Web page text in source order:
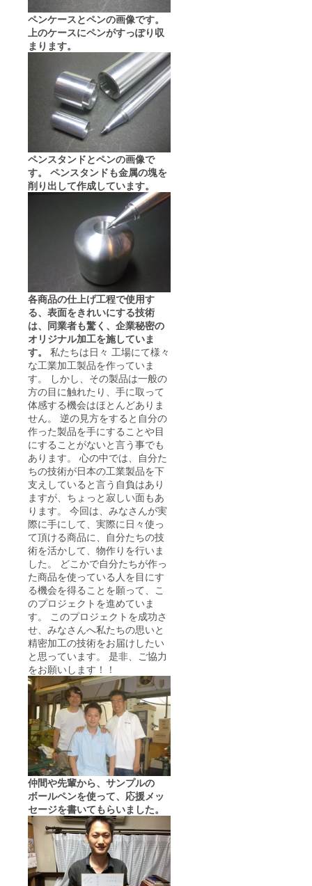
ペンケースとペンの画像です。
上のケースにペンがすっぽり収
まります。
ペンスタンドとペンの画像で
す。 ペンスタンドも金属の塊を
削り出して作成しています。
各商品の仕上げ工程で使用す
る、表面をきれいにする技術
は、同業者も驚く、企業秘密の
オリジナル加工を施していま
す。
私たちは日々 工場にて様々
な工業加工製品を作っていま
す。 しかし、その製品は一般の
方の目に触れたり、手に取って
体感する機会はほとんどありま
せん。 逆の見方をすると自分の
作った製品を手にすることや目
にすることがないと言う事でも
あります。 心の中では、自分た
ちの技術が日本の工業製品を下
支えしていると言う自負はあり
ますが、ちょっと寂しい面もあ
ります。 今回は、みなさんが実
際に手にして、実際に日々使っ
て頂ける商品に、自分たちの技
術を活かして、物作りを行いま
した。 どこかで自分たちが作っ
た商品を使っている人を目にす
る機会を得ることを願って、こ
のプロジェクトを進めていま
す。 このプロジェクトを成功さ
せ、みなさんへ私たちの思いと
精密加工の技術をお届けしたい
と思っています。 是非、ご協力
をお願いします！！
仲間や先輩から、サンプルの
ボールペンを使って、応援メッ
セージを書いてもらいました。